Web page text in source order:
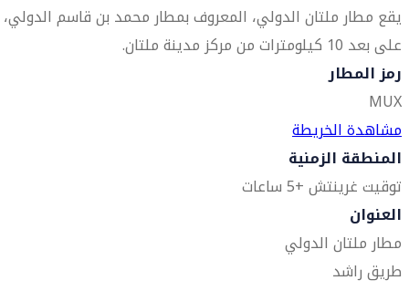
يقع مطار ملتان الدولي، المعروف بمطار محمد بن قاسم الدولي،
على بعد 10 كيلومترات من مركز مدينة ملتان.
رمز المطار
MUX
مشاهدة الخريطة
المنطقة الزمنية
توقيت غرينتش +5 ساعات
العنوان
مطار ملتان الدولي
طريق راشد